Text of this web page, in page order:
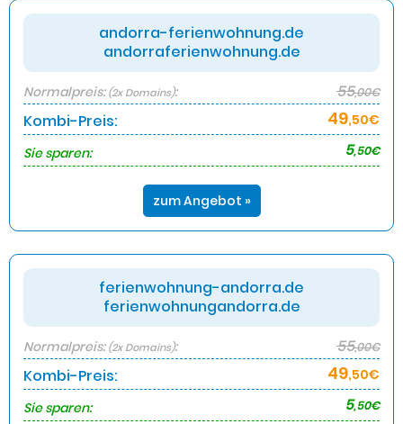
andorra-ferienwohnung.de
andorraferienwohnung.de
Normalpreis:(2x Domains): 55,00€
Kombi-Preis: 49,50€
Sie sparen:
5,50€
zum Angebot »
ferienwohnung-andorra.de
ferienwohnungandorra.de
Normalpreis:(2x Domains): 55,00€
Kombi-Preis: 49,50€
Sie sparen:
5,50€